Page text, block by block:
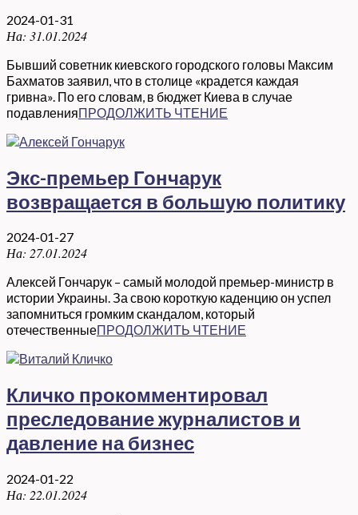
2024-01-31
На: 31.01.2024
Бывший советник киевского городского головы Максим
Бахматов заявил, что в столице «крадется каждая
гривна». По его словам, в бюджет Киева в случае
подавленияПРОДОЛЖИТЬ ЧТЕНИЕ
Экс-премьер Гончарук
возвращается в большую политику
2024-01-27
На: 27.01.2024
Алексей Гончарук – самый молодой премьер-министр в
истории Украины. За свою короткую каденцию он успел
запомниться громким скандалом, который
отечественныеПРОДОЛЖИТЬ ЧТЕНИЕ
Кличко прокомментировал
преследование журналистов и
давление на бизнес
2024-01-22
На: 22.01.2024